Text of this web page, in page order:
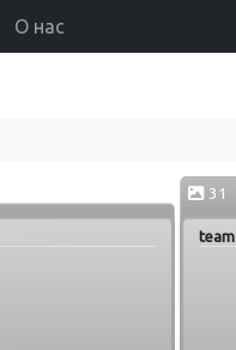
О нас
31
team